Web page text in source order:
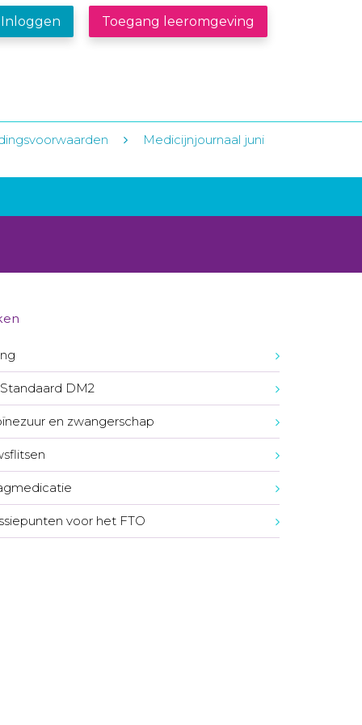
Inloggen Toegang leeromgeving
Medicijnjournaal juni
DM2
en zwangerschap
voor het FTO